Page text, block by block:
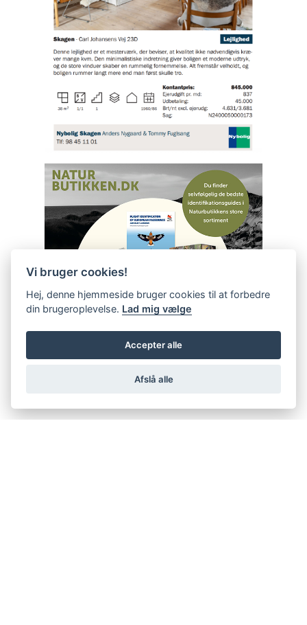
Vi bruger cookies!
Hej, denne hjemmeside bruger cookies til at forbedre
din brugeroplevelse. Lad mig vælge
Accepter alle
Afslå alle